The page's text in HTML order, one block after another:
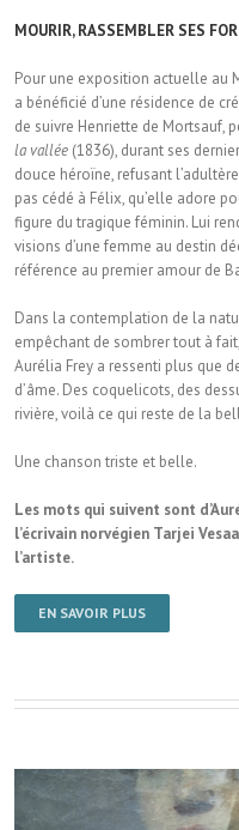
MOURIR, RASSEMBLER SES
Pour une exposition actuelle au
a bénéficié d’une résidence de
de suivre Henriette de Mortsauf,
la vallée (1836), durant ses
douce héroïne, refusant
pas cédé à Félix, qu’elle adore
figure du tragique féminin. Lui
visions d’une femme au destin
référence au premier amour de
Dans la contemplation de la
empêchant de sombrer tout à
Aurélia Frey a ressenti plus que
d’âme. Des coquelicots, des
rivière, voilà ce qui reste de la
Une chanson triste et belle.
Les mots qui suivent sont
l’écrivain norvégien Tarjei
l’artiste.
EN SAVOIR PLUS